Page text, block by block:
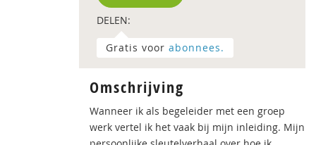
DELEN:
Gratis voor abonnees.
Omschrijving
Wanneer ik als begeleider met een groep
werk vertel ik het vaak bij mijn inleiding. Mijn